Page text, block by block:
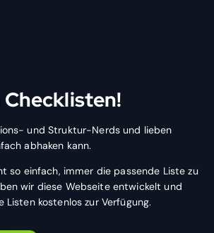
Checklisten!
und Struktur-Nerds und lieben
abhaken kann.
so einfach, immer die passende Liste zu
wir diese Webseite entwickelt und
Listen kostenlos zur Verfügung.